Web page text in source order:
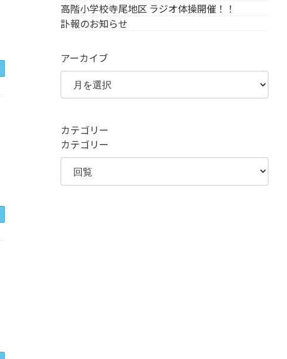
高階小学校寺尾地区 ラジオ体操開催！！
訃報のお知らせ
アーカイブ
カテゴリー
カテゴリー